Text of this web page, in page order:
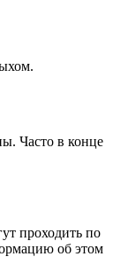
Часто в конце
проходить по
об этом